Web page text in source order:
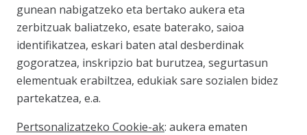
gunean nabigatzeko eta bertako aukera eta
zerbitzuak baliatzeko, esate baterako, saioa
identifikatzea, eskari baten atal desberdinak
gogoratzea, inskripzio bat burutzea, segurtasun
elementuak erabiltzea, edukiak sare sozialen bidez
partekatzea, e.a.
Pertsonalizatzeko Cookie-ak: aukera ematen